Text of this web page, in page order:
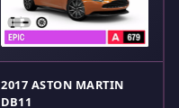
2017 ASTON MARTIN
DB11